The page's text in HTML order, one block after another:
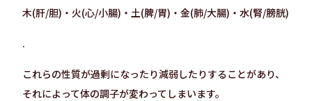
木(肝/胆)・火(心/小腸)・土(脾/胃)・金(肺/大腸)・水(腎/膀胱)
.
これらの性質が過剰になったり減弱したりすることがあり、
それによって体の調子が変わってしまいます。